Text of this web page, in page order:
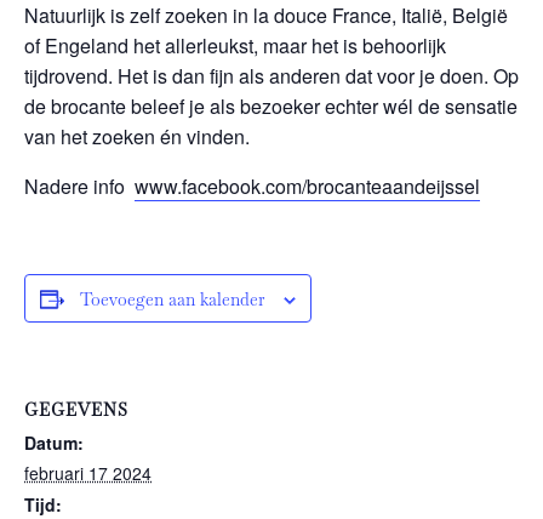
Natuurlijk is zelf zoeken in la douce France, Italië, België
of Engeland het allerleukst, maar het is behoorlijk
tijdrovend. Het is dan fijn als anderen dat voor je doen. Op
de brocante beleef je als bezoeker echter wél de sensatie
van het zoeken én vinden.
Nadere info www.facebook.com/brocanteaandeijssel
Toevoegen aan kalender
GEGEVENS
Datum:
februari 17 2024
Tijd: